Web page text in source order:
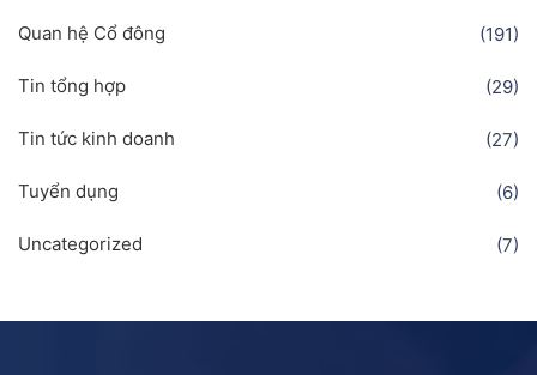
Quan hệ Cổ đông (191)
Tin tổng hợp (29)
Tin tức kinh doanh (27)
Tuyển dụng (6)
Uncategorized (7)